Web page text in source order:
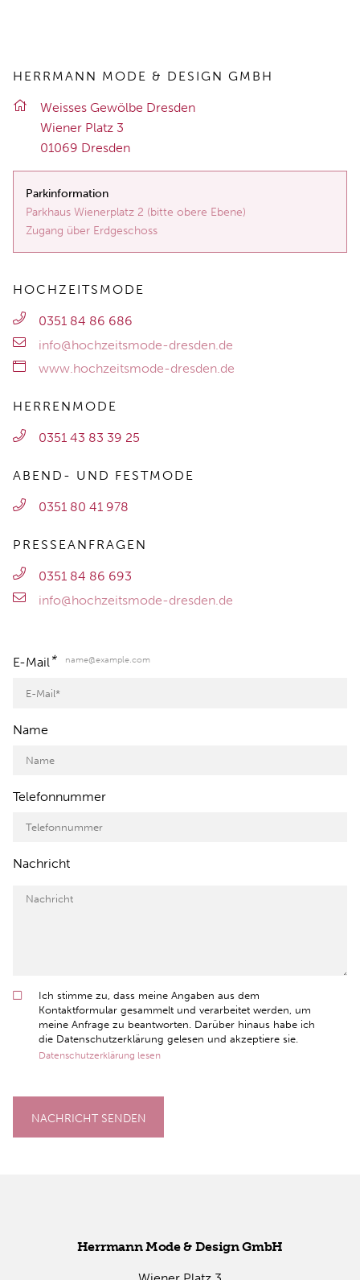
HERRMANN MODE & DESIGN GMBH
Weis­ses Ge­wöl­be Dres­den
Wie­ner Platz 3
01069 Dres­den
Parkinformation
Parkhaus Wienerplatz 2 (bitte obere Ebene)
Zugang über Erdgeschoss
HOCHZEITSMODE
0351 84 86 686
info@hochzeitsmode-dresden.de
www.hochzeitsmode-dresden.de
HERRENMODE
0351 43 83 39 25
ABEND- UND FESTMODE
0351 80 41 978
PRESSEANFRAGEN
0351 84 86 693
info@hochzeitsmode-dresden.de
E-Mail* name@example.com
Name
Telefonnummer
Nachricht
Ich stimme zu, dass meine Angaben aus dem
Kontaktformular gesammelt und verarbeitet werden, um
meine Anfrage zu beantworten. Darüber hinaus habe ich
die Datenschutzerklärung gelesen und akzeptiere sie.
Datenschutzerklärung lesen
NACHRICHT SENDEN
Herr­mann Mode & De­sign GmbH